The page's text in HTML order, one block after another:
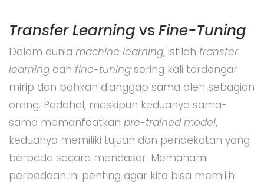
Transfer Learning vs Fine-Tuning
Dalam dunia machine learning, istilah transfer
learning dan fine-tuning sering kali terdengar
mirip dan bahkan dianggap sama oleh sebagian
orang. Padahal, meskipun keduanya sama-
sama memanfaatkan pre-trained model,
keduanya memiliki tujuan dan pendekatan yang
berbeda secara mendasar. Memahami
perbedaan ini penting agar kita bisa memilih